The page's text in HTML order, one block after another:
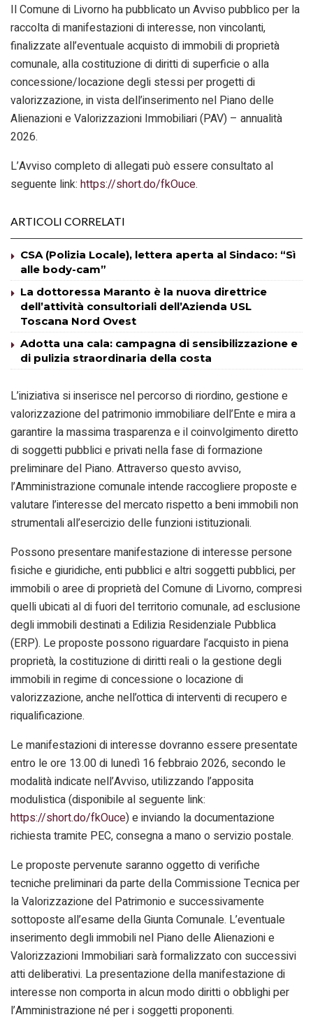
Il Comune di Livorno ha pubblicato un Avviso pubblico per la
raccolta di manifestazioni di interesse, non vincolanti,
finalizzate all’eventuale acquisto di immobili di proprietà
comunale, alla costituzione di diritti di superficie o alla
concessione/locazione degli stessi per progetti di
valorizzazione, in vista dell’inserimento nel Piano delle
Alienazioni e Valorizzazioni Immobiliari (PAV) – annualità
2026.
L’Avviso completo di allegati può essere consultato al
seguente link: https://short.do/fkOuce.
ARTICOLI CORRELATI
CSA (Polizia Locale), lettera aperta al Sindaco: “Sì
alle body-cam”
La dottoressa Maranto è la nuova direttrice
dell’attività consultoriali dell’Azienda USL
Toscana Nord Ovest
Adotta una cala: campagna di sensibilizzazione e
di pulizia straordinaria della costa
L’iniziativa si inserisce nel percorso di riordino, gestione e
valorizzazione del patrimonio immobiliare dell’Ente e mira a
garantire la massima trasparenza e il coinvolgimento diretto
di soggetti pubblici e privati nella fase di formazione
preliminare del Piano. Attraverso questo avviso,
l’Amministrazione comunale intende raccogliere proposte e
valutare l’interesse del mercato rispetto a beni immobili non
strumentali all’esercizio delle funzioni istituzionali.
Possono presentare manifestazione di interesse persone
fisiche e giuridiche, enti pubblici e altri soggetti pubblici, per
immobili o aree di proprietà del Comune di Livorno, compresi
quelli ubicati al di fuori del territorio comunale, ad esclusione
degli immobili destinati a Edilizia Residenziale Pubblica
(ERP). Le proposte possono riguardare l’acquisto in piena
proprietà, la costituzione di diritti reali o la gestione degli
immobili in regime di concessione o locazione di
valorizzazione, anche nell’ottica di interventi di recupero e
riqualificazione.
Le manifestazioni di interesse dovranno essere presentate
entro le ore 13.00 di lunedì 16 febbraio 2026, secondo le
modalità indicate nell’Avviso, utilizzando l’apposita
modulistica (disponibile al seguente link:
https://short.do/fkOuce) e inviando la documentazione
richiesta tramite PEC, consegna a mano o servizio postale.
Le proposte pervenute saranno oggetto di verifiche
tecniche preliminari da parte della Commissione Tecnica per
la Valorizzazione del Patrimonio e successivamente
sottoposte all’esame della Giunta Comunale. L’eventuale
inserimento degli immobili nel Piano delle Alienazioni e
Valorizzazioni Immobiliari sarà formalizzato con successivi
atti deliberativi. La presentazione della manifestazione di
interesse non comporta in alcun modo diritti o obblighi per
l’Amministrazione né per i soggetti proponenti.